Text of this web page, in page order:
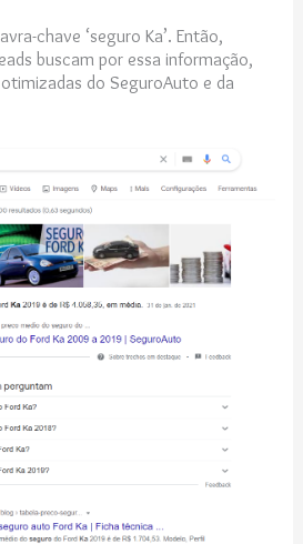
chave ‘seguro Ka’. Então,
buscam por essa informação,
do SeguroAuto e da